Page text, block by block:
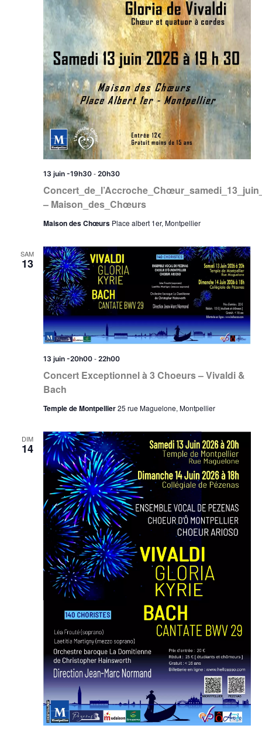
– Maison_des_Chœurs
13 juin -19h30- 20h30
Maison des Chœurs Place albert 1er, Montpellier
SAM
13
Concert Exceptionnel à 3 Choeurs – Vivaldi &
Bach
13 juin -20h00- 22h00
Temple de Montpellier25 rue Maguelone, Montpellier
DIM
14